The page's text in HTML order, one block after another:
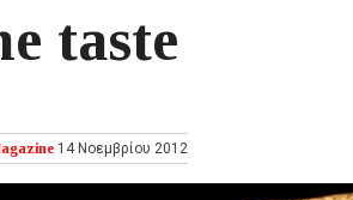
taste
14 Νοεμβρίου 2012